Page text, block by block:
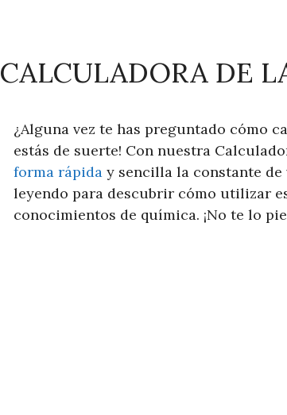
CALCULADORA DE
¿Alguna vez te has preguntado cómo
estás de suerte! Con nuestra
forma rápida y sencilla la constante
leyendo para descubrir cómo utilizar
conocimientos de química. ¡No te lo